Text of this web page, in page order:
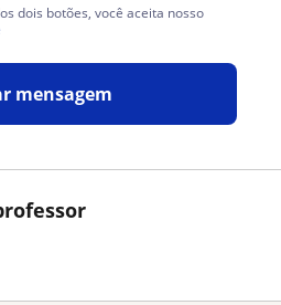
dois botões, você aceita nosso
mensagem